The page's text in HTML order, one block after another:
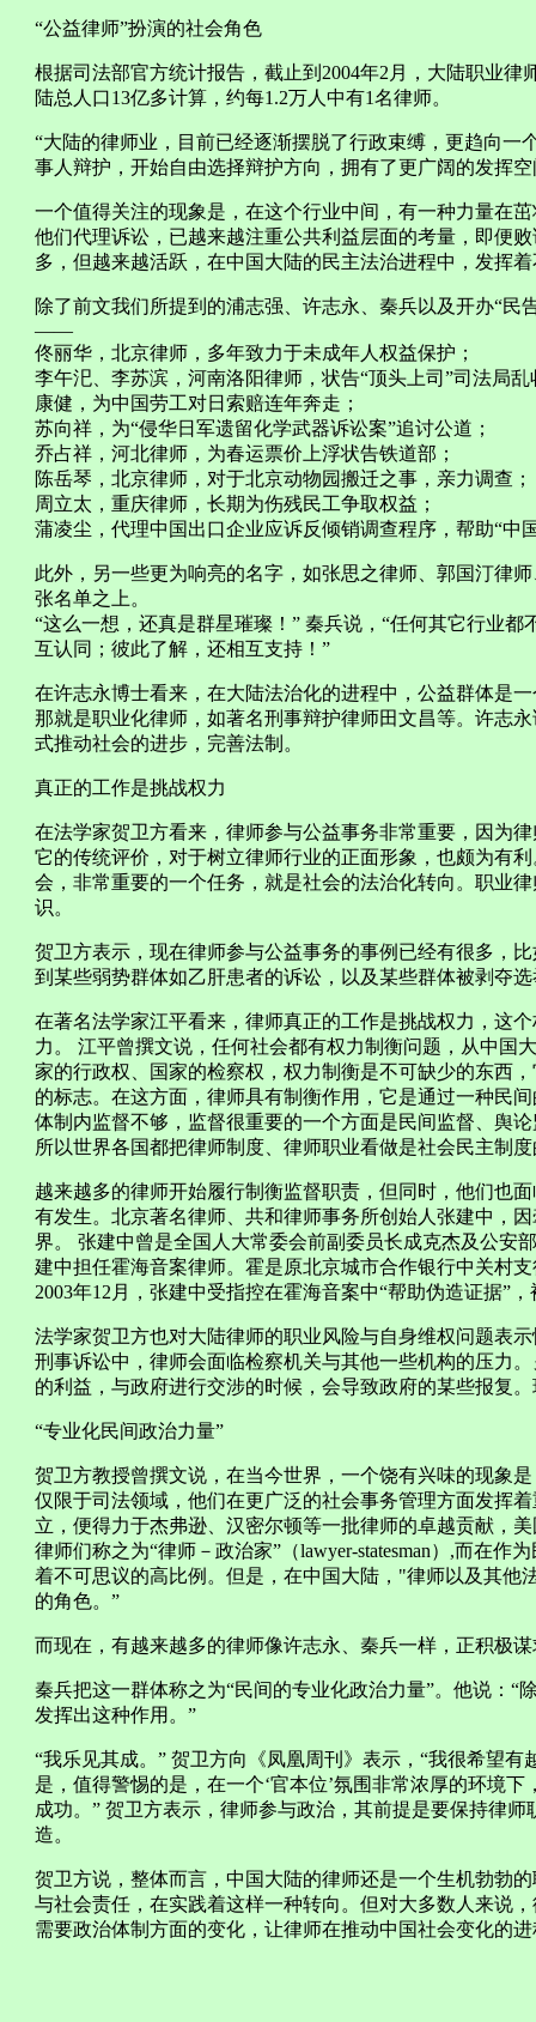
“公益律师”扮演的社会角色
根据司法部官方统计报告，截止到2004年2月，大陆职业律
陆总人口13亿多计算，约每1.2万人中有1名律师。
“大陆的律师业，目前已经逐渐摆脱了行政束缚，更趋向一
事人辩护，开始自由选择辩护方向，拥有了更广阔的发挥
一个值得关注的现象是，在这个行业中间，有一种力量在
他们代理诉讼，已越来越注重公共利益层面的考量，即便
多，但越来越活跃，在中国大陆的民主法治进程中，发挥
除了前文我们所提到的浦志强、许志永、秦兵以及开办“民
——
佟丽华，北京律师，多年致力于未成年人权益保护；
李午汜、李苏滨，河南洛阳律师，状告“顶头上司”司法局
康健，为中国劳工对日索赔连年奔走；
苏向祥，为“侵华日军遗留化学武器诉讼案”追讨公道；
乔占祥，河北律师，为春运票价上浮状告铁道部；
陈岳琴，北京律师，对于北京动物园搬迁之事，亲力调查；
周立太，重庆律师，长期为伤残民工争取权益；
蒲凌尘，代理中国出口企业应诉反倾销调查程序，帮助“
此外，另一些更为响亮的名字，如张思之律师、郭国汀律
张名单之上。
“这么一想，还真是群星璀璨！” 秦兵说，“任何其它行业
互认同；彼此了解，还相互支持！”
在许志永博士看来，在大陆法治化的进程中，公益群体是
那就是职业化律师，如著名刑事辩护律师田文昌等。许志
式推动社会的进步，完善法制。
真正的工作是挑战权力
在法学家贺卫方看来，律师参与公益事务非常重要，因为
它的传统评价，对于树立律师行业的正面形象，也颇为有
会，非常重要的一个任务，就是社会的法治化转向。职业
识。
贺卫方表示，现在律师参与公益事务的事例已经有很多，
到某些弱势群体如乙肝患者的诉讼，以及某些群体被剥夺
在著名法学家江平看来，律师真正的工作是挑战权力，这
力。 江平曾撰文说，任何社会都有权力制衡问题，从中国
家的行政权、国家的检察权，权力制衡是不可缺少的东西
的标志。在这方面，律师具有制衡作用，它是通过一种民
体制内监督不够，监督很重要的一个方面是民间监督、舆
所以世界各国都把律师制度、律师职业看做是社会民主制
越来越多的律师开始履行制衡监督职责，但同时，他们也
有发生。北京著名律师、共和律师事务所创始人张建中，
界。 张建中曾是全国人大常委会前副委员长成克杰及公安
建中担任霍海音案律师。霍是原北京城市合作银行中关村
2003年12月，张建中受指控在霍海音案中“帮助伪造证据”
法学家贺卫方也对大陆律师的职业风险与自身维权问题表
刑事诉讼中，律师会面临检察机关与其他一些机构的压力
的利益，与政府进行交涉的时候，会导致政府的某些报复
“专业化民间政治力量”
贺卫方教授曾撰文说，在当今世界，一个饶有兴味的现象
仅限于司法领域，他们在更广泛的社会事务管理方面发挥
立，便得力于杰弗逊、汉密尔顿等一批律师的卓越贡献，
律师们称之为“律师－政治家”（lawyer-statesman）,而在作
着不可思议的高比例。但是，在中国大陆，"律师以及其他
的角色。”
而现在，有越来越多的律师像许志永、秦兵一样，正积极
秦兵把这一群体称之为“民间的专业化政治力量”。他说：“
发挥出这种作用。”
“我乐见其成。” 贺卫方向《凤凰周刊》表示，“我很希望
是，值得警惕的是，在一个‘官本位’氛围非常浓厚的环境
成功。” 贺卫方表示，律师参与政治，其前提是要保持律
造。
贺卫方说，整体而言，中国大陆的律师还是一个生机勃勃
与社会责任，在实践着这样一种转向。但对大多数人来说
需要政治体制方面的变化，让律师在推动中国社会变化的